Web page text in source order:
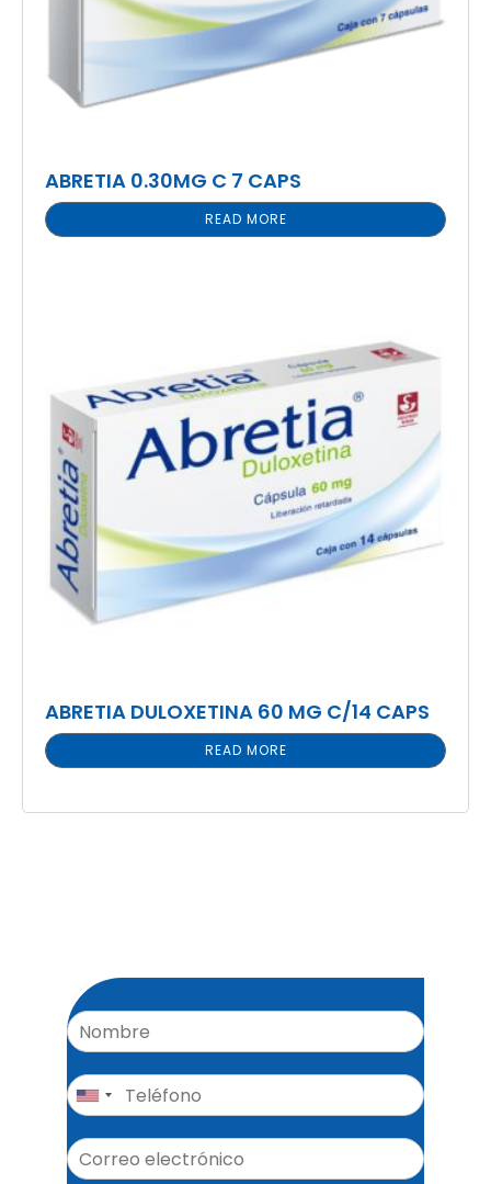
ABRETIA 0.30MG C 7 CAPS
READ MORE
ABRETIA DULOXETINA 60 MG C/14 CAPS
READ MORE